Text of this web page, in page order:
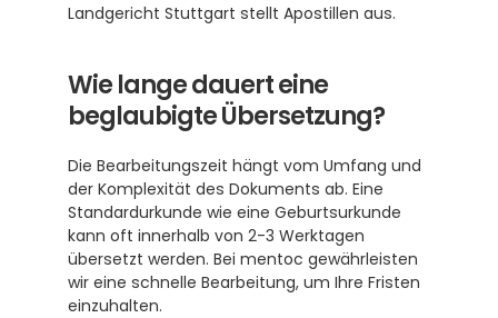
Landgericht Stuttgart stellt Apostillen aus.
Wie lange dauert eine
beglaubigte Übersetzung?
Die Bearbeitungszeit hängt vom Umfang und
der Komplexität des Dokuments ab. Eine
Standardurkunde wie eine Geburtsurkunde
kann oft innerhalb von 2-3 Werktagen
übersetzt werden. Bei mentoc gewährleisten
wir eine schnelle Bearbeitung, um Ihre Fristen
einzuhalten.